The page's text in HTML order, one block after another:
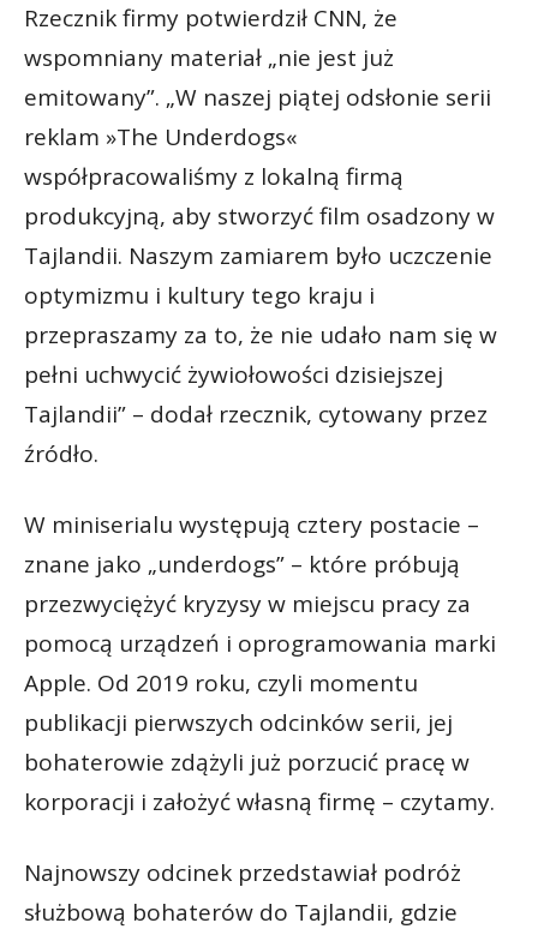
Rzecznik firmy potwierdził CNN, że
wspomniany materiał „nie jest już
emitowany”. „W naszej piątej odsłonie serii
reklam »The Underdogs«
współpracowaliśmy z lokalną firmą
produkcyjną, aby stworzyć film osadzony w
Tajlandii. Naszym zamiarem było uczczenie
optymizmu i kultury tego kraju i
przepraszamy za to, że nie udało nam się w
pełni uchwycić żywiołowości dzisiejszej
Tajlandii” – dodał rzecznik, cytowany przez
źródło.
W miniserialu występują cztery postacie –
znane jako „underdogs” – które próbują
przezwyciężyć kryzysy w miejscu pracy za
pomocą urządzeń i oprogramowania marki
Apple. Od 2019 roku, czyli momentu
publikacji pierwszych odcinków serii, jej
bohaterowie zdążyli już porzucić pracę w
korporacji i założyć własną firmę – czytamy.
Najnowszy odcinek przedstawiał podróż
służbową bohaterów do Tajlandii, gdzie